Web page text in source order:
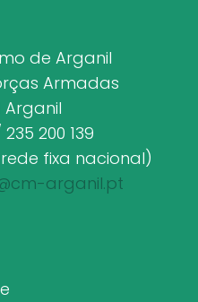
de Arganil
Armadas
Arganil
200 139
fixa nacional)
arganil.pt